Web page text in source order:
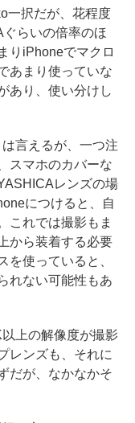
一択だが、花程度
らいの倍率のほ
りiPhoneでマクロ
あまり使っていな
あり、使い分けし
言えるが、一つ注
スマホのカバーな
レンズの場
につけると、自
これでは撮影もま
から装着する必要
を使っていると、
れない可能性もあ
上の解像度が撮影
レンズも、それに
だが、なかなかそ